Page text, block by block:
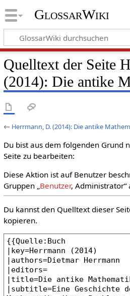
GlossarWiki
Quelltext der Seite
(2014): Die antike
← Herrmann, D. (2014): Die antike
Du bist aus dem folgenden Grund
Seite zu bearbeiten:
Diese Aktion ist auf Benutzer
Gruppen „Benutzer, Administrator“
Du kannst den Quelltext dieser
kopieren.